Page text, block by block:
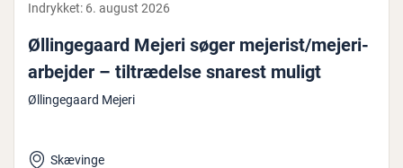
Indrykket: 6. august 2026
Øl­lin­ge­gaard Mejeri søger mejerist/me­je­ri­
ar­bej­der – til­træ­del­se snarest muligt
Øllingegaard Mejeri
Skævinge